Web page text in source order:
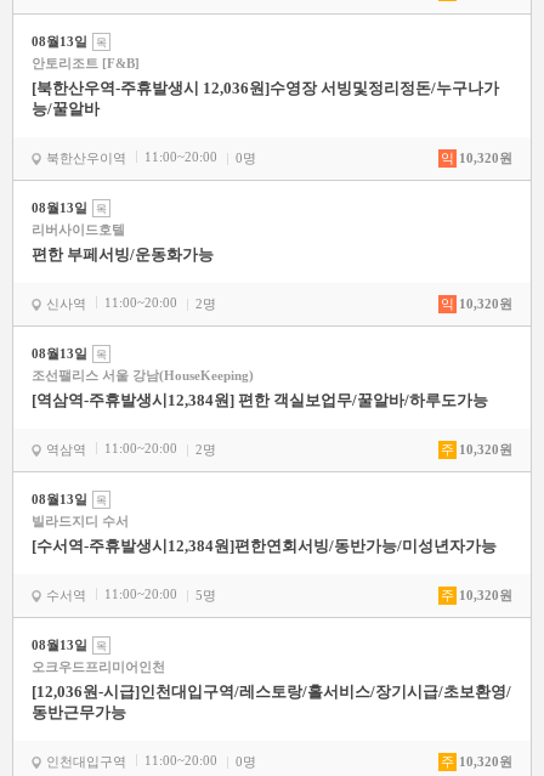
08월13일 목
안토리조트 [F&B]
[북한산우역-주휴발생시 12,036원]수영장 서빙및정리정돈/누구나가
능/꿀알바
북한산우이역 11:00~20:00 0명 익 10,320원
08월13일 목
리버사이드호텔
편한 부페서빙/운동화가능
신사역 11:00~20:00 2명 익 10,320원
08월13일 목
조선팰리스 서울 강남(HouseKeeping)
[역삼역-주휴발생시12,384원] 편한 객실보업무/꿀알바/하루도가능
역삼역 11:00~20:00 2명 주 10,320원
08월13일 목
빌라드지디 수서
[수서역-주휴발생시12,384원]편한연회서빙/동반가능/미성년자가능
수서역 11:00~20:00 5명 주 10,320원
08월13일 목
오크우드프리미어인천
[12,036원-시급]인천대입구역/레스토랑/홀서비스/장기시급/초보환영/
동반근무가능
인천대입구역 11:00~20:00 0명 주 10,320원